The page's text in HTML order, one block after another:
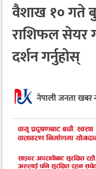
वैशाख १० गते
राशिफल सेयर
दर्शन गर्नुहोस्
नेपाली जनता